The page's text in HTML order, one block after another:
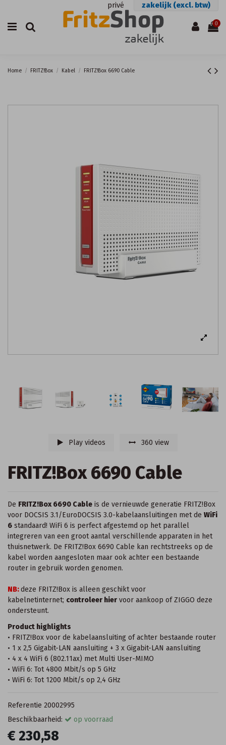
privé zakelijk (excl. btw)
0
Home FRITZ!Box Kabel FRITZ!Box 6690 Cable
Play videos 360 view
FRITZ!Box 6690 Cable
De FRITZ!Box 6690 Cable is de vernieuwde generatie FRITZ!Box
voor DOCSIS 3.1/EuroDOCSIS 3.0-kabelaansluitingen met de WiFi
6 standaard! WiFi 6 is perfect afgestemd op het parallel
integreren van een groot aantal verschillende apparaten in het
thuisnetwerk. De FRITZ!Box 6690 Cable kan rechtstreeks op de
kabel worden aangesloten maar ook achter een bestaande
router in gebruik worden genomen.
NB:deze FRITZ!Box is alleen geschikt voor
kabelnetinternet; controleer hier voor aankoop of ZIGGO deze
ondersteunt.
Product highlights
• FRITZ!Box voor de kabelaansluiting of achter bestaande router
• 1 x 2,5 Gigabit-LAN aansluiting + 3 x Gigabit-LAN aansluiting
• 4 x 4 WiFi 6 (802.11ax) met Multi User-MIMO
• WiFi 6: Tot 4800 Mbit/s op 5 GHz
• WiFi 6: Tot 1200 Mbit/s op 2,4 GHz
Referentie 20002995
Beschikbaarheid:
op voorraad
€ 230,58